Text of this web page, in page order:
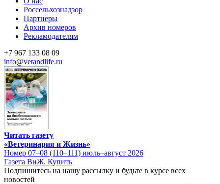
Россельхознадзор
Партнеры
Архив номеров
Рекламодателям
+7 967 133 08 09
info@vetandlife.ru
Читать газету
«Ветеринария и Жизнь»
Номер 07–08 (110–111) июль–август 2026
Газета ВиЖ. Купить
Подпишитесь на нашу рассылку и будьте в курсе всех
новостей